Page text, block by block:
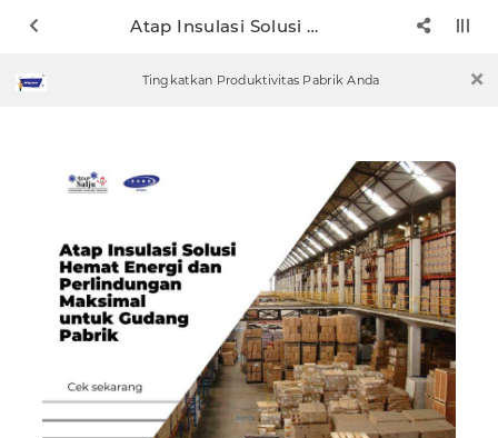
Atap Insulasi Solusi Hemat Energi dan Perlindungan Maksimal untuk Gudang Pabrik
Tingkatkan Produktivitas Pabrik Anda